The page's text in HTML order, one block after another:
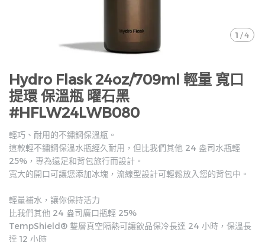
1 /4
Hydro Flask 24oz/709ml 輕量 寬口
提環 保溫瓶 曜石黑
#HFLW24LWB080
輕巧、耐用的不鏽鋼保溫瓶。
這款輕不鏽鋼保溫水瓶經久耐用，但比我們其他 24 盎司水瓶輕
25%，專為遠足和背包旅行而設計。
寬大的開口可讓您添加冰塊，流線型設計可輕鬆放入您的背包中。
輕量補水，讓你保持活力
比我們其他 24 盎司廣口瓶輕 25%
TempShield®️ 雙層真空隔熱可讓飲品保冷長達 24 小時，保溫長
達 12 小時